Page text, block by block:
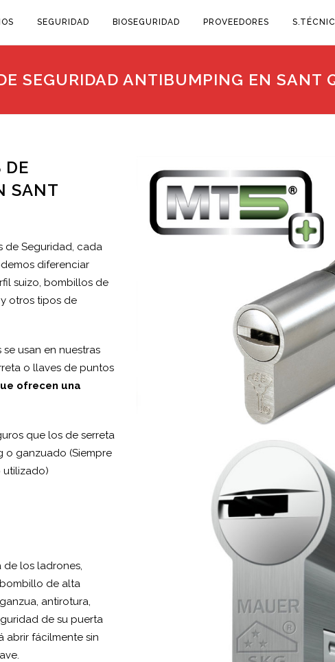
SEGURIDAD BIOSEGURIDAD PROVEEDORES
SEGURIDAD ANTIBUMPING EN SANT
DE
SANT
de Seguridad, cada
diferenciar
suizo, bombillos de
otros tipos de
usan en nuestras
o llaves de puntos
ofrecen una
que los de serreta
o ganzuado (Siempre
los ladrones,
de alta
antirotura,
de su puerta
abrir fácilmente sin